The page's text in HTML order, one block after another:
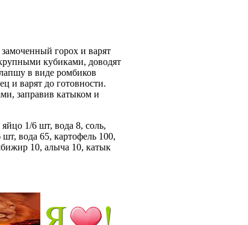
горох и варят
кубиками, доводят
в виде ромбиков
и варят до готовности.
заправив катыком и
1/6 шт, вода 8, соль,
вода 65, картофель 100,
10, алыча 10, катык